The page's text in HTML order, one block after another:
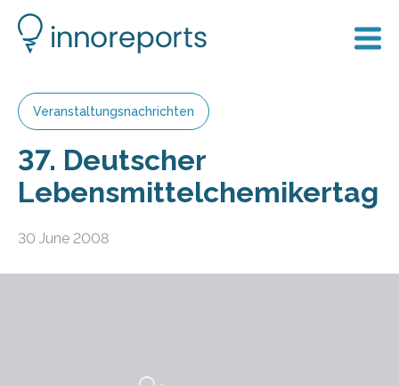
Veranstaltungsnachrichten
37. Deutscher
Lebensmittelchemikertag
30 June 2008